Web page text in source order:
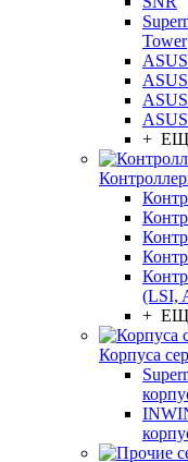
Tower
+
(LSI,
+
Корпуса